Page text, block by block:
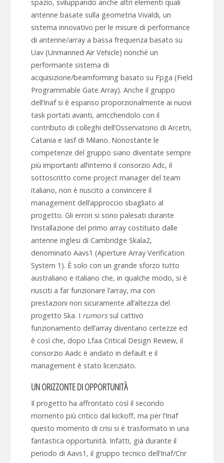
spazio, sviluppando anche altri elementi quali
antenne basate sulla geometria Vivaldi, un
sistema innovativo per le misure di performance
di antenne/array a bassa frequenza basato su
Uav (Unmanned Air Vehicle) nonché un
performante sistema di
acquisizione/beamforming basato su Fpga (Field
Programmable Gate Array). Anche il gruppo
dell’Inaf si è espanso proporzionalmente ai nuovi
task portati avanti, arricchendolo con il
contributo di colleghi dell’Osservatorio di Arcetri,
Catania e Iasf di Milano. Nonostante le
competenze del gruppo siano diventate sempre
più importanti all’interno il consorzio Adc, il
sottoscritto come project manager del team
italiano, non è riuscito a convincere il
management dell’approccio sbagliato al
progetto. Gli errori si sono palesati durante
l’installazione del primo array costituito dalle
antenne inglesi di Cambridge Skala2,
denominato Aavs1 (Aperture Array Verification
System 1). È solo con un grande sforzo tutto
australiano e italiano che, in qualche modo, si è
riusciti a far funzionare l’array, ma con
prestazioni non sicuramente all’altezza del
progetto Ska. I rumorssul cattivo
funzionamento dell’array diventano certezze ed
è così che, dopo Lfaa Critical Design Review, il
consorzio Aadc è andato in default e il
management è stato licenziato.
UN ORIZZONTE DI OPPORTUNITÀ
Il progetto ha affrontato così il secondo
momento più critico dal kickoff, ma per l’Inaf
questo momento di crisi si è trasformato in una
fantastica opportunità. Infatti, già durante il
periodo di Aavs1, il gruppo tecnico dell’Inaf/Cnr